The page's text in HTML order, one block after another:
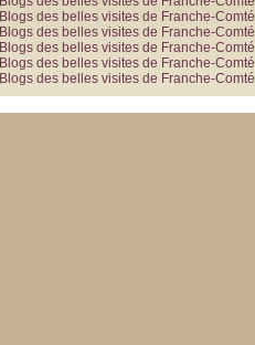
Blogs des belles visites de Franche-Comté
Blogs des belles visites de Franche-Comté
Blogs des belles visites de Franche-Comté
Blogs des belles visites de Franche-Comté
Blogs des belles visites de Franche-Comté